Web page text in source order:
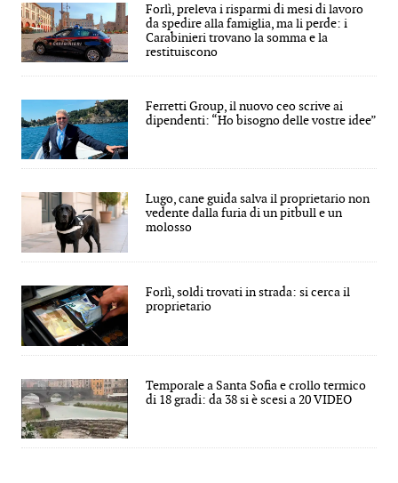
Forlì, preleva i risparmi di mesi di lavoro
da spedire alla famiglia, ma li perde: i
Carabinieri trovano la somma e la
restituiscono
Ferretti Group, il nuovo ceo scrive ai
dipendenti: “Ho bisogno delle vostre idee”
Lugo, cane guida salva il proprietario non
vedente dalla furia di un pitbull e un
molosso
Forlì, soldi trovati in strada: si cerca il
proprietario
Temporale a Santa Sofia e crollo termico
di 18 gradi: da 38 si è scesi a 20 VIDEO